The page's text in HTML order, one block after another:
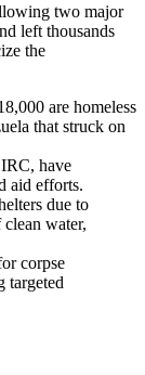
two major
left thousands
the
are homeless
that struck on
have
aid efforts.
due to
water,
corpse
targeted